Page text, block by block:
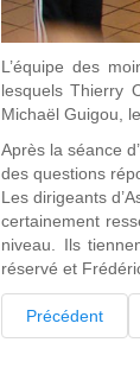
L’équipe des
lesquels Thierry
Michaël Guigou,
Après la séance
des questions
Les dirigeants
certainement
niveau. Ils
réservé et
Précédent